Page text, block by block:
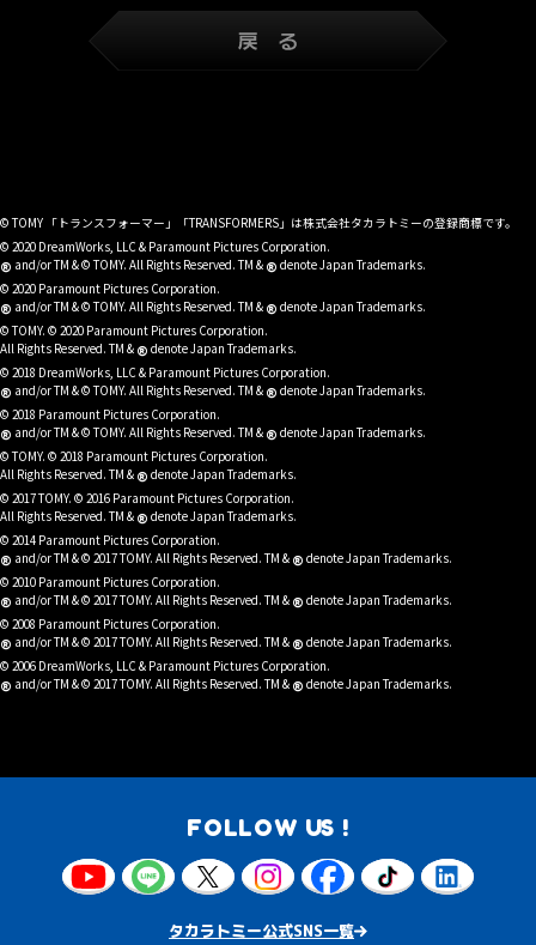
© TOMY 「トランスフォーマー」「TRANSFORMERS」は株式会社タカラトミーの登録商標です。
© 2020 DreamWorks, LLC & Paramount Pictures Corporation.
® and/or TM & © TOMY. All Rights Reserved. TM & ® denote Japan Trademarks.
© 2020 Paramount Pictures Corporation.
® and/or TM & © TOMY. All Rights Reserved. TM & ® denote Japan Trademarks.
© TOMY. © 2020 Paramount Pictures Corporation.
All Rights Reserved. TM & ® denote Japan Trademarks.
© 2018 DreamWorks, LLC & Paramount Pictures Corporation.
® and/or TM & © TOMY. All Rights Reserved. TM & ® denote Japan Trademarks.
© 2018 Paramount Pictures Corporation.
® and/or TM & © TOMY. All Rights Reserved. TM & ® denote Japan Trademarks.
© TOMY. © 2018 Paramount Pictures Corporation.
All Rights Reserved. TM & ® denote Japan Trademarks.
© 2017 TOMY. © 2016 Paramount Pictures Corporation.
All Rights Reserved. TM & ® denote Japan Trademarks.
© 2014 Paramount Pictures Corporation.
® and/or TM & © 2017 TOMY. All Rights Reserved. TM & ® denote Japan Trademarks.
© 2010 Paramount Pictures Corporation.
® and/or TM & © 2017 TOMY. All Rights Reserved. TM & ® denote Japan Trademarks.
© 2008 Paramount Pictures Corporation.
® and/or TM & © 2017 TOMY. All Rights Reserved. TM & ® denote Japan Trademarks.
© 2006 DreamWorks, LLC & Paramount Pictures Corporation.
® and/or TM & © 2017 TOMY. All Rights Reserved. TM & ® denote Japan Trademarks.
FOLLOW US !
タカラトミー公式SNS一覧